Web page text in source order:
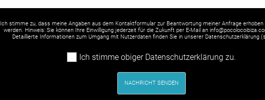
Ich stimme zu, dass meine Angaben aus dem Kontaktformular zur Beantwortung meiner Anfrage
werden. Hinweis: Sie können Ihre Einwilligung jederzeit für die Zukunft per E-Mail an
Detaillierte Informationen zum Umgang mit Nutzerdaten finden Sie in unserer Datenschutzerklärung
Ich stimme obiger Datenschutzerklärung zu.
NACHRICHT SENDEN